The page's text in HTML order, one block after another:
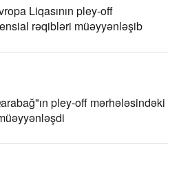
Liqasının pley-off
rəqibləri müəyyənləşib
pley-off mərhələsindəki